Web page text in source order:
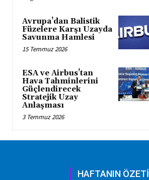
Avrupa’dan Balistik
Füzelere Karşı Uzayda
Savunma Hamlesi
15 Temmuz 2026
ESA ve Airbus’tan
Hava Tahminlerini
Güçlendirecek
Stratejik Uzay
Anlaşması
3 Temmuz 2026
HAFTANIN ÖZETİ